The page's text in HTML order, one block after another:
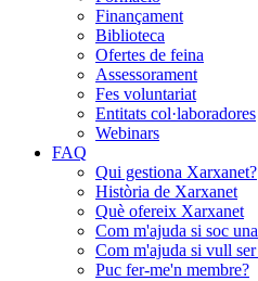
Finançament
Biblioteca
Ofertes de feina
Assessorament
Fes voluntariat
Entitats col·laboradores
Webinars
FAQ
Qui gestiona Xarxanet?
Història de Xarxanet
Què ofereix Xarxanet
Com m'ajuda si soc
Com m'ajuda si vull
Puc fer-me'n membre?